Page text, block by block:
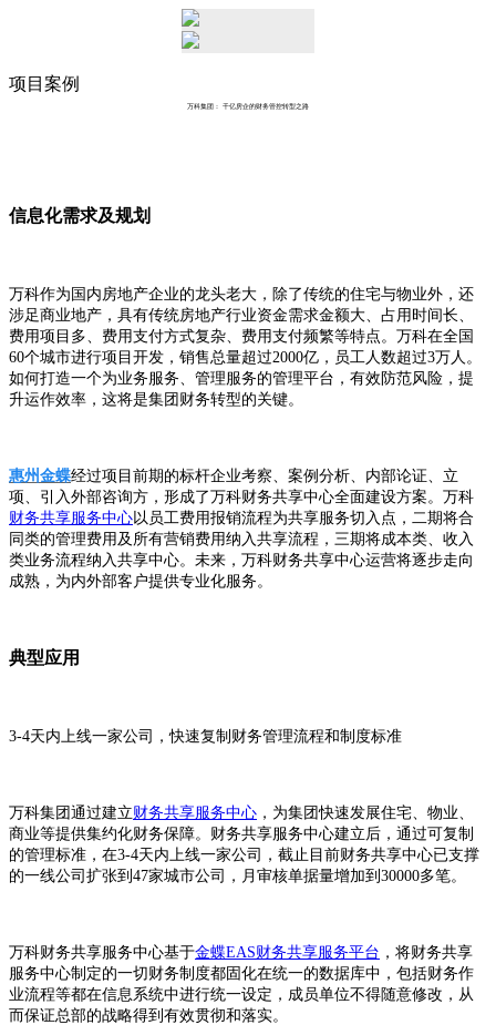
项目案例
万科集团： 千亿房企的财务管控转型之路
信息化需求及规划
万科作为国内房地产企业的龙头老大，除了传统的住宅与物业外，还
涉足商业地产，具有传统房地产行业资金需求金额大、占用时间长、
费用项目多、费用支付方式复杂、费用支付频繁等特点。万科在全国
60个城市进行项目开发，销售总量超过2000亿，员工人数超过3万人。
如何打造一个为业务服务、管理服务的管理平台，有效防范风险，提
升运作效率，这将是集团财务转型的关键。
惠州金蝶经过项目前期的标杆企业考察、案例分析、内部论证、立
项、引入外部咨询方，形成了万科财务共享中心全面建设方案。万科
财务共享服务中心以员工费用报销流程为共享服务切入点，二期将合
同类的管理费用及所有营销费用纳入共享流程，三期将成本类、收入
类业务流程纳入共享中心。未来，万科财务共享中心运营将逐步走向
成熟，为内外部客户提供专业化服务。
典型应用
3-4天内上线一家公司，快速复制财务管理流程和制度标准
万科集团通过建立财务共享服务中心 ，为集团快速发展住宅、物业、
商业等提供集约化财务保障。财务共享服务中心建立后，通过可复制
的管理标准，在3-4天内上线一家公司，截止目前财务共享中心已支撑
的一线公司扩张到47家城市公司，月审核单据量增加到30000多笔。
万科财务共享服务中心基于金蝶EAS财务共享服务平台 ，将财务共享
服务中心制定的一切财务制度都固化在统一的数据库中，包括财务作
业流程等都在信息系统中进行统一设定，成员单位不得随意修改，从
而保证总部的战略得到有效贯彻和落实。